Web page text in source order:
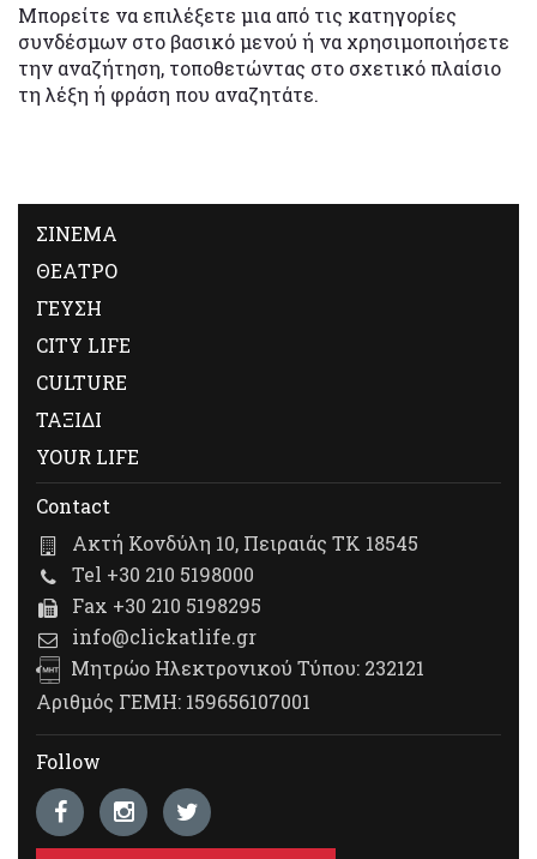
Μπορείτε να επιλέξετε μια από τις κατηγορίες
συνδέσμων στο βασικό μενού ή να χρησιμοποιήσετε
την αναζήτηση, τοποθετώντας στο σχετικό πλαίσιο
τη λέξη ή φράση που αναζητάτε.
ΣΙΝΕΜΑ
ΘΕΑΤΡΟ
ΓΕΥΣΗ
CITY LIFE
CULTURE
ΤΑΞΙΔΙ
YOUR LIFE
Contact
Ακτή Κονδύλη 10, Πειραιάς ΤΚ 18545
Tel +30 210 5198000
Fax +30 210 5198295
info@clickatlife.gr
Μητρώο Ηλεκτρονικού Τύπου: 232121
Αριθμός ΓΕΜΗ: 159656107001
Follow